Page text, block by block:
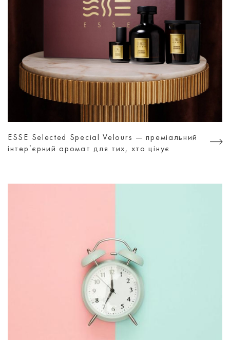
ESSE Selected Special Velours — преміальний
інтерʼєрний аромат для тих, хто цінує